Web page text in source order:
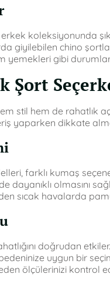
erkek koleksiyonunda
giyilebilen chino
yemekleri gibi
Şort
stil hem de rahatlık
yaparken dikkate
farklı kumaş
dayanıklı olmasını
sıcak havalarda
doğrudan
uygun bir
ölçülerinizi kontrol